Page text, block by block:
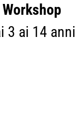
Workshop
3 ai 14 anni